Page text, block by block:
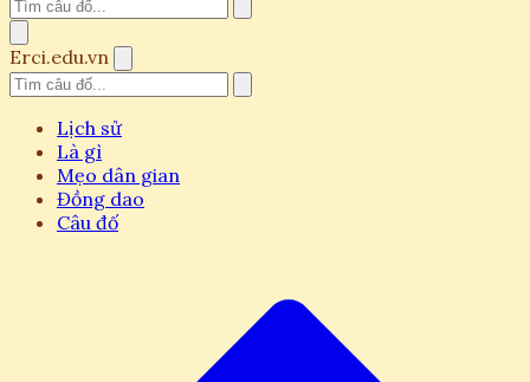
Erci.edu.vn
Lịch sử
Là gì
Mẹo dân gian
Đồng dao
Câu đố